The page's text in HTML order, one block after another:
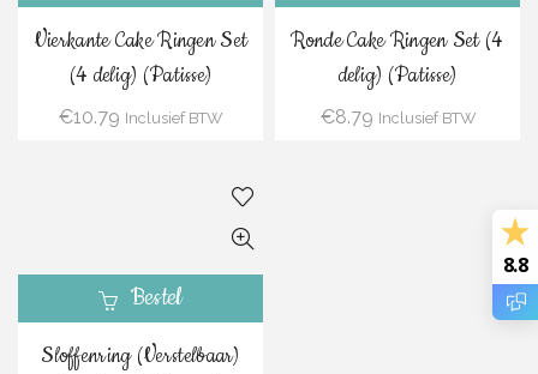
Vierkante Cake Ringen Set
(4 delig) (Patisse)
€10.79 Inclusief BTW
Ronde Cake Ringen Set (4
delig) (Patisse)
€8.79 Inclusief BTW
Bestel
Sloffenring (Verstelbaar)
8.8